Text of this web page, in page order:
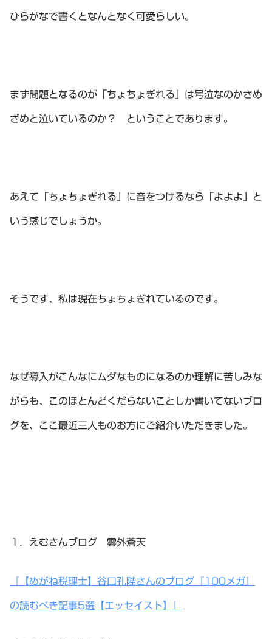
ひらがなで書くとなんとなく可愛らしい。
まず問題となるのが「ちょちょぎれる」は号泣なのかさめ
ざめと泣いているのか？ ということであります。
あえて「ちょちょぎれる」に音をつけるなら「よよよ」と
いう感じでしょうか。
そうです、私は現在ちょちょぎれているのです。
なぜ導入がこんなにムダなものになるのか理解に苦しみな
がらも、このほとんどくだらないことしか書いてないブロ
グを、ここ最近三人ものお方にご紹介いただきました。
１．えむさんブログ 雲外蒼天
『【めがね税理士】谷口孔陛さんのブログ『100メガ』
の読むべき記事5選【エッセイスト】』